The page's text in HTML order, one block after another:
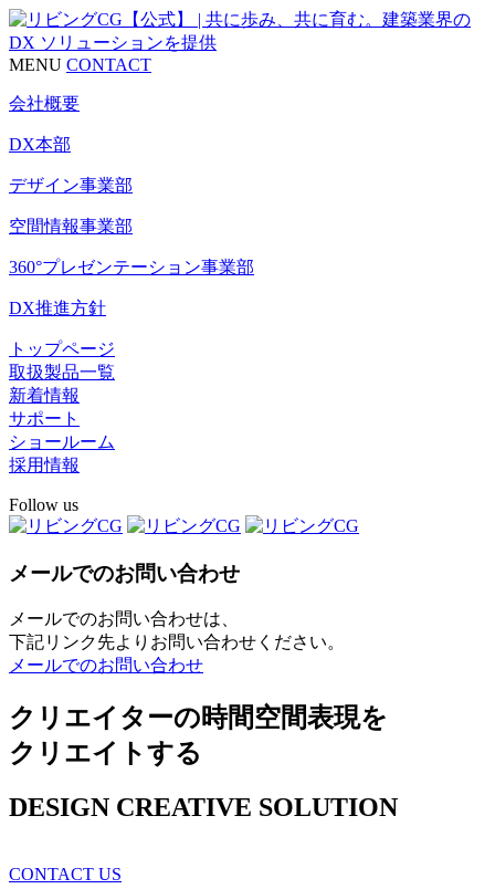
MENU CONTACT
会社概要
DX本部
デザイン事業部
空間情報事業部
360°プレゼンテーション事業部
DX推進方針
トップページ
取扱製品一覧
新着情報
サポート
ショールーム
採用情報
Follow us
メールでのお問い合わせ
メールでのお問い合わせは、
下記リンク先よりお問い合わせください。
メールでのお問い合わせ
クリエイターの時間空間表現を
クリエイトする
DESIGN CREATIVE SOLUTION
CONTACT US